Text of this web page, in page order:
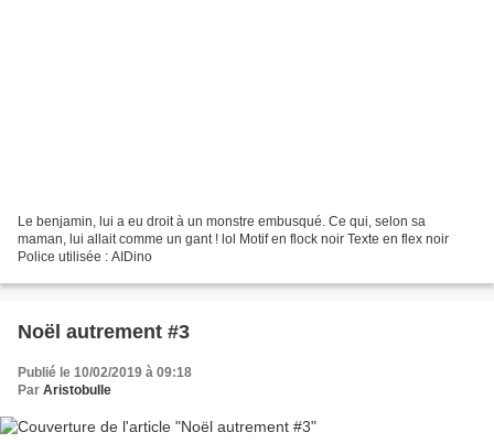
Le benjamin, lui a eu droit à un monstre embusqué. Ce qui, selon sa
maman, lui allait comme un gant ! lol Motif en flock noir Texte en flex noir
Police utilisée : AIDino
Noël autrement #3
Publié le 10/02/2019 à 09:18
Par Aristobulle